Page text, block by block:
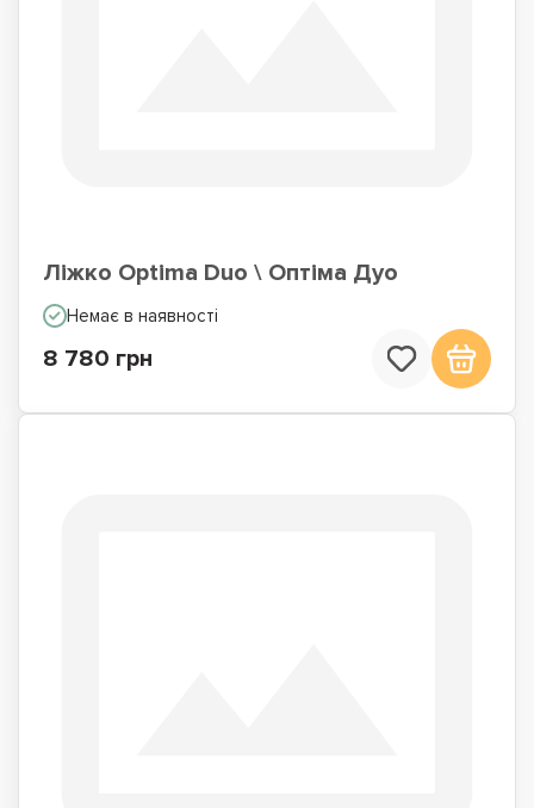
Ліжко Optima Duo \ Оптіма Дуо
Немає в наявності
8 780 грн